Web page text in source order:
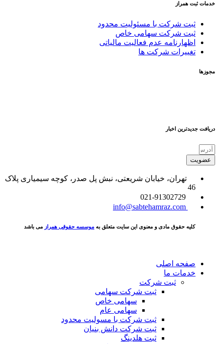
خدمات ثبت همراز
ثبت شرکت با مسئولیت محدود
ثبت شرکت سهامی خاص
اظهارنامه عدم فعالیت مالیاتی
تغییرات شرکت ها
مجوزها
دریافت جدیدترین اخبار
عضویت
تهران، خیابان شریعتی، نبش پل صدر، کوچه سیمیاری پلاک
46
021-91302729
info@sabtehamraz.com
کلیه حقوق مادی و معنوی این سایت متعلق به موسسه حقوقی همراز می باشد
صفحه اصلی
خدمات ما
ثبت شرکت
ثبت شرکت سهامی
سهامی خاص
سهامی عام
ثبت شرکت با مسولیت محدود
ثبت شرکت دانش بنیان
ثبت هلدینگ